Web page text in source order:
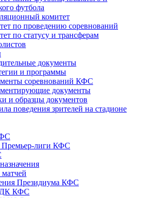
футбола
комитет
по проведению соревнований
по статусу и трансферам
документы
и программы
соревнований КФС
документы
и образцы документов
поведения зрителей на стадионе
Премьер-лиги КФС
Президиума КФС
КФС